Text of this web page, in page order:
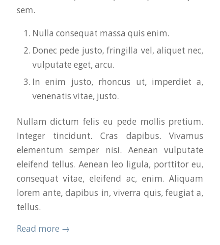
sem.
Nulla consequat massa quis enim.
Donec pede justo, fringilla vel, aliquet nec,
vulputate eget, arcu.
In enim justo, rhoncus ut, imperdiet a,
venenatis vitae, justo.
Nullam dictum felis eu pede mollis pretium.
Integer tincidunt. Cras dapibus. Vivamus
elementum semper nisi. Aenean vulputate
eleifend tellus. Aenean leo ligula, porttitor eu,
consequat vitae, eleifend ac, enim. Aliquam
lorem ante, dapibus in, viverra quis, feugiat a,
tellus.
Read more →